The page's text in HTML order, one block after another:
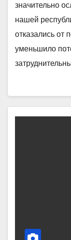
значительно
нашей
отказались от
уменьшило